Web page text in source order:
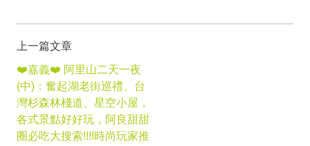
上一篇文章
❤️嘉義❤️ 阿里山二天一夜
(中)：奮起湖老街巡禮、台
灣杉森林棧道、星空小屋，
各式景點好好玩，阿良甜甜
圈必吃大搜索!!!!時尚玩家推